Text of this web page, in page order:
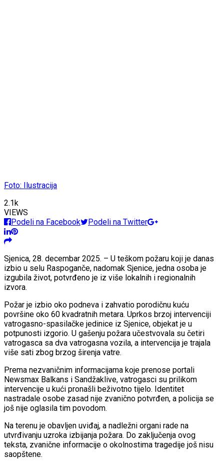
Foto: Ilustracija
2.1k
VIEWS
Podeli na Facebook
Podeli na Twitter
Sjenica, 28. decembar 2025. – U teškom požaru koji je danas
izbio u selu Raspoganče, nadomak Sjenice, jedna osoba je
izgubila život, potvrđeno je iz više lokalnih i regionalnih
izvora.
Požar je izbio oko podneva i zahvatio porodičnu kuću
površine oko 60 kvadratnih metara. Uprkos brzoj intervenciji
vatrogasno-spasilačke jedinice iz Sjenice, objekat je u
potpunosti izgorio. U gašenju požara učestvovala su četiri
vatrogasca sa dva vatrogasna vozila, a intervencija je trajala
više sati zbog brzog širenja vatre.
Prema nezvaničnim informacijama koje prenose portali
Newsmax Balkans i Sandžaklive, vatrogasci su prilikom
intervencije u kući pronašli beživotno tijelo. Identitet
nastradale osobe zasad nije zvanično potvrđen, a policija se
još nije oglasila tim povodom.
Na terenu je obavljen uviđaj, a nadležni organi rade na
utvrđivanju uzroka izbijanja požara. Do zaključenja ovog
teksta, zvanične informacije o okolnostima tragedije još nisu
saopštene.